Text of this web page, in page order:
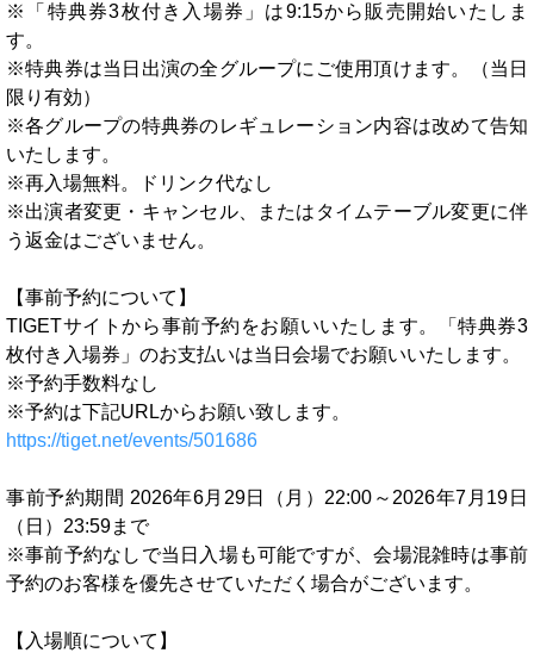
※「特典券3枚付き入場券」は9:15から販売開始いたしま
す。
※特典券は当日出演の全グループにご使用頂けます。（当日
限り有効）
※各グループの特典券のレギュレーション内容は改めて告知
いたします。
※再入場無料。ドリンク代なし
※出演者変更・キャンセル、またはタイムテーブル変更に伴
う返金はございません。
【事前予約について】
TIGETサイトから事前予約をお願いいたします。「特典券3
枚付き入場券」のお支払いは当日会場でお願いいたします。
※予約手数料なし
※予約は下記URLからお願い致します。
https://tiget.net/events/501686
事前予約期間 2026年6月29日（月）22:00～2026年7月19日
（日）23:59まで
※事前予約なしで当日入場も可能ですが、会場混雑時は事前
予約のお客様を優先させていただく場合がございます。
【入場順について】